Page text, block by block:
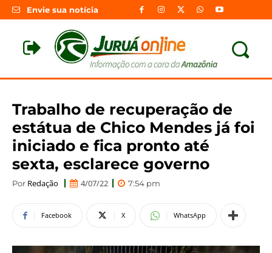
Envie sua notícia
Trabalho de recuperação de
estátua de Chico Mendes já foi
iniciado e fica pronto até
sexta, esclarece governo
Por Redação 4/07/22 7:54 pm
Facebook X WhatsApp